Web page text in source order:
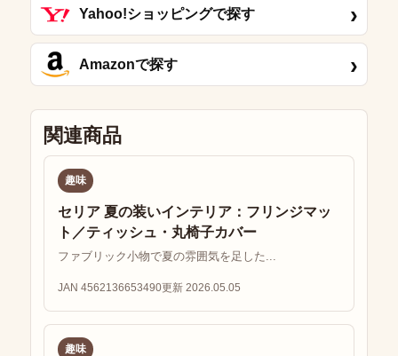
Yahoo!ショッピングで探す ›
Amazonで探す ›
関連商品
趣味
セリア 夏の装いインテリア：フリンジマッ
ト／ティッシュ・丸椅子カバー
ファブリック小物で夏の雰囲気を足した...
JAN 4562136653490更新 2026.05.05
趣味